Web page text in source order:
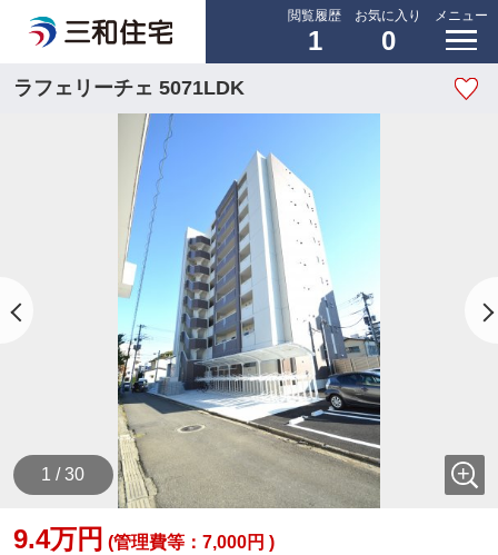
閲覧履歴
1
お気に入り
0
メニュー
ラフェリーチェ 5071LDK
1 / 30
9.4万円 (管理費等：7,000円 )